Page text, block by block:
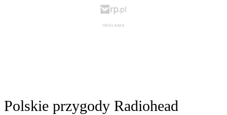
Polskie przygody Radiohead